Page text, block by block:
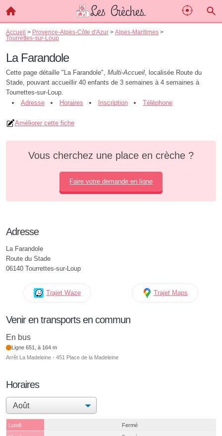
Accueil > Provence-Alpes-Côte d'Azur > Alpes-Maritimes >
Tourrettes-sur-Loup
La Farandole
Cette page détaille "La Farandole", Multi-Accueil, localisée Route du
Stade, pouvant accueillir 40 enfants de 3 semaines à 4 semaines à
Tourrettes-sur-Loup.
Adresse
Horaires Inscription Téléphone
Améliorer cette fiche
Vous cherchez une place en crèche ?
Faire votre demande en ligne
Adresse
La Farandole
Route du Stade
06140 Tourrettes-sur-Loup
Trajet Waze Trajet Maps
Venir en transports en commun
En bus
Ligne 651, à 164 m
Arrêt La Madeleine - 451 Place de la Madeleine
Horaires
Lundi
Fermé